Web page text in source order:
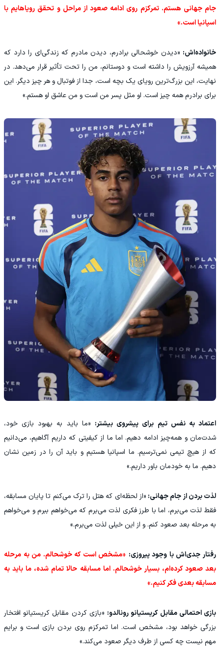
جام جهانی هستم. تمرکزم روی ادامه صعود از مراحل و تحقق رویاهایم با
اسپانیا است.»
خانواده‌اش: «دیدن خوشحالی برادرم، دیدن مادرم که زندگی‌ای را دارد که
همیشه آرزویش را داشته است و دوستانم، من را تحت تأثیر قرار می‌دهد. در
نهایت، این بزرگ‌ترین رویای یک بچه است، جدا از فوتبال و هر چیز دیگر. این
برای برادرم همه‌ چیز است. او مثل پسر من است و من عاشق او هستم.»
اعتماد به نفس تیم برای پیشروی بیشتر: «ما باید به بهبود بازی خود،
شدت‌مان و همه‌چیز ادامه دهیم. اما ما از کیفیتی که داریم آگاهیم، می‌دانیم
که از هیچ تیمی نمی‌ترسیم. ما اسپانیا هستیم و باید آن را در زمین نشان
دهیم. ما به خودمان باور داریم.»
لذت بردن از جام جهانی: «از لحظه‌ای که هتل را ترک می‌کنم تا پایان مسابقه،
فقط لذت می‌برم، اما با طرز فکری لذت می‌برم که می‌خواهم ببرم و می‌خواهم
به مرحله بعد صعود کنم. و از این خیلی لذت می‌برم.»
رفتار جدی‌اش با وجود پیروزی: «مشخص است که خوشحالم. من به مرحله
بعد صعود کرده‌ام، بسیار خوشحالم. اما مسابقه حالا تمام شده، ما باید به
مسابقه بعدی فکر کنیم.»
بازی احتمالی مقابل کریستیانو رونالدو: «بازی کردن مقابل کریستیانو افتخار
بزرگی خواهد بود، مشخص است. اما تمرکزم روی بردن بازی است و برایم
مهم نیست چه کسی از طرف دیگر صعود می‌کند.»